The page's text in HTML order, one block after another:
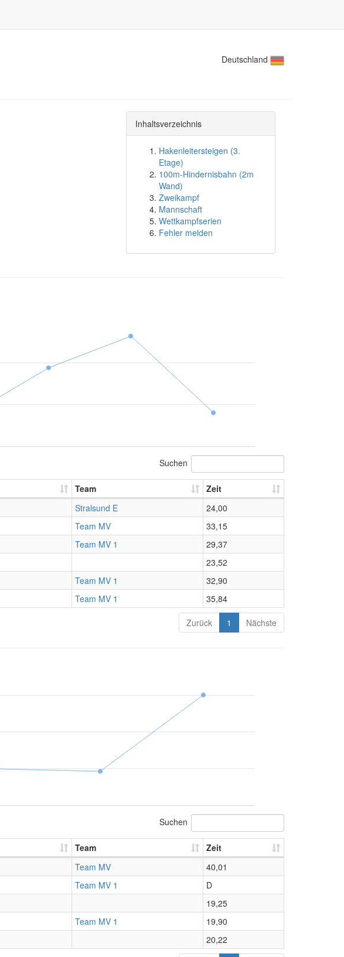
Deutschland
Inhaltsverzeichnis
Hakenleitersteigen (3.
Etage)
100m-Hindernisbahn (2m
Wand)
Zweikampf
Mannschaft
Wettkampfserien
Fehler melden
Suchen
Team
Zeit
Stralsund E
24,00
Team MV
33,15
Team MV 1
29,37
23,52
Team MV 1
32,90
Team MV 1
35,84
Zurück 1 Nächste
Suchen
Team
Zeit
Team MV
40,01
Team MV 1
D
19,25
Team MV 1
19,90
20,22